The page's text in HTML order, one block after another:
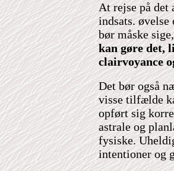
At rejse på det
indsats.
bør måske
kan gøre det,
clairvoyance
Det bør også
visse tilfælde
opført sig
astrale og
fysiske.
intentioner og